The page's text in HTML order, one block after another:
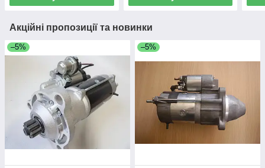
Акційні пропозиції та новинки
–5% –5%